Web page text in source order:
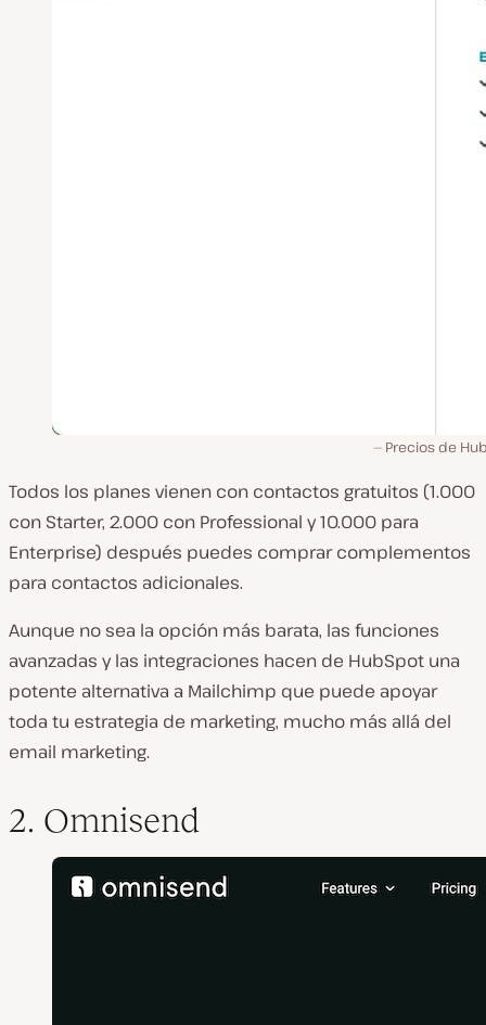
Precios de
Todos los planes vienen con contactos gratuitos (1.000
con Starter, 2.000 con Professional y 10.000 para
Enterprise) después puedes comprar complementos
para contactos adicionales.
Aunque no sea la opción más barata, las funciones
avanzadas y las integraciones hacen de HubSpot una
potente alternativa a Mailchimp que puede apoyar
toda tu estrategia de marketing, mucho más allá del
email marketing.
2. Omnisend